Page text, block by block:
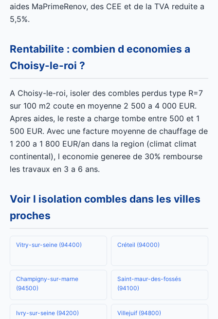
aides MaPrimeRenov, des CEE et de la TVA reduite a
5,5%.
Rentabilite : combien d economies a
Choisy-le-roi ?
A Choisy-le-roi, isoler des combles perdus type R=7
sur 100 m2 coute en moyenne 2 500 a 4 000 EUR.
Apres aides, le reste a charge tombe entre 500 et 1
500 EUR. Avec une facture moyenne de chauffage de
1 200 a 1 800 EUR/an dans la region (climat climat
continental), l economie generee de 30% rembourse
les travaux en 3 a 6 ans.
Voir l isolation combles dans les villes
proches
Vitry-sur-seine (94400) Créteil (94000)
Champigny-sur-marne
(94500)
Saint-maur-des-fossés
(94100)
Ivry-sur-seine (94200) Villejuif (94800)